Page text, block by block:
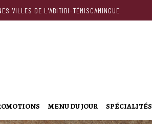
VILLES DE L'ABITIBI-TÉMISCAMINGUE
MENU DU JOUR SPÉCIALITÉS